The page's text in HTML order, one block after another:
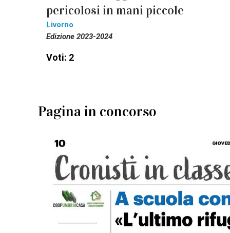
pericolosi in mani piccole
Livorno
Edizione 2023-2024
Voti: 2
Pagina in concorso